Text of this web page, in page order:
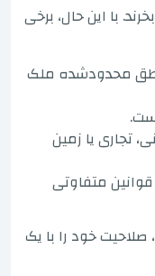
با این حال، برخی
محدودشده ملک
تجاری یا زمین
متفاوتی
صلاحیت خود را با یک